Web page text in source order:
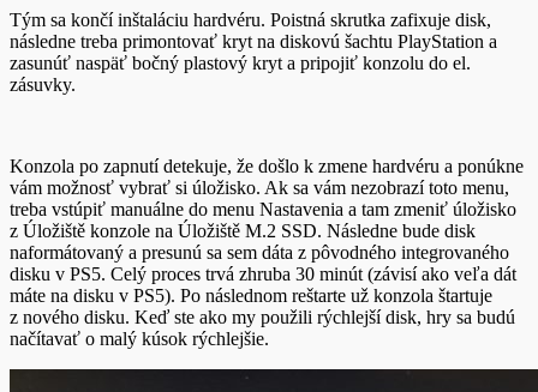
Tým sa končí inštaláciu hardvéru. Poistná skrutka zafixuje disk,
následne treba primontovať kryt na diskovú šachtu PlayStation a
zasunúť naspäť bočný plastový kryt a pripojiť konzolu do el.
zásuvky.
Konzola po zapnutí detekuje, že došlo k zmene hardvéru a ponúkne
vám možnosť vybrať si úložisko. Ak sa vám nezobrazí toto menu,
treba vstúpiť manuálne do menu Nastavenia a tam zmeniť úložisko
z Úložiště konzole na Úložiště M.2 SSD. Následne bude disk
naformátovaný a presunú sa sem dáta z pôvodného integrovaného
disku v PS5. Celý proces trvá zhruba 30 minút (závisí ako veľa dát
máte na disku v PS5). Po následnom reštarte už konzola štartuje
z nového disku. Keď ste ako my použili rýchlejší disk, hry sa budú
načítavať o malý kúsok rýchlejšie.